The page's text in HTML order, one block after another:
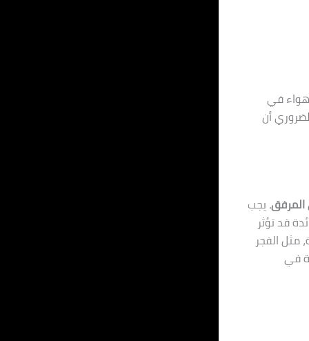
في
أن
المرفق.يجب
قد تؤثر
مثل الفجر
في